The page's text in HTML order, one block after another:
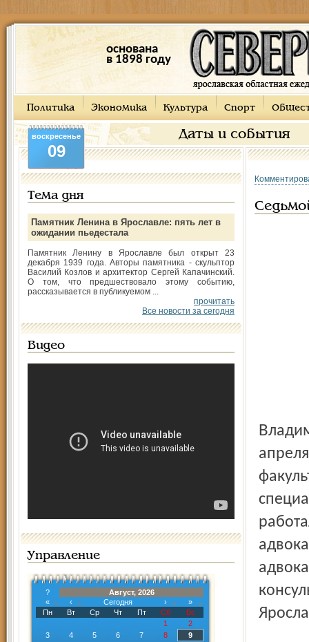
основана
в 1898 году
Политика Экономика Культура Спорт
Даты и события
воскресенье
09
Тема дня
Памятник Ленина в Ярославле: пять лет в
ожидании пьедестала
Памятник Ленину в Ярославле был открыт 23
декабря 1939 года. Авторы памятника - скульптор
Василий Козлов и архитектор Сергей Капачинский.
О том, что предшествовало этому событию,
рассказывается в публикуемом ...
прочитать
Все новости за сегодня
Видео
Управление
?
Август, 2026
«
‹ Сегодня ›
»
Пн
Вт Ср Чт Пт Сб
Вс
1
2
3
4 5 6 7 8
9
Владимир Зубков родился в городе Махарадзе (Грузия) 30